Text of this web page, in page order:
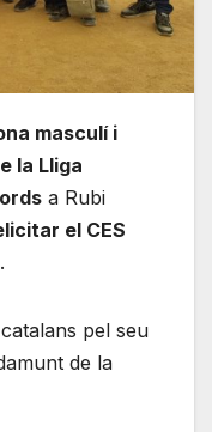
masculí i
la Lliga
a Rubi
el CES
.
pel seu
de la